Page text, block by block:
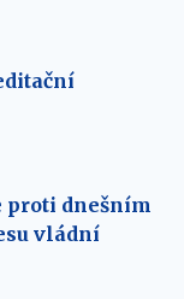
proti dnešním
vládní